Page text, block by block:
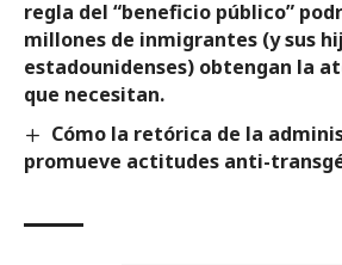
regla del “beneficio público”
millones de inmigrantes (y sus
estadounidenses) obtengan la
que necesitan.
Cómo la retórica de la
promueve actitudes anti-